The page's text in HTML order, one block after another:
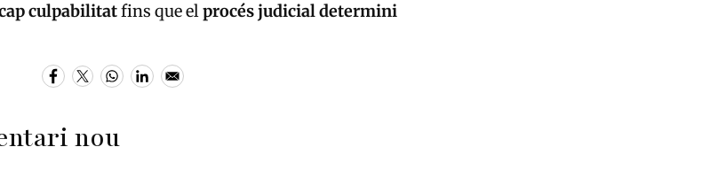
culpabilitatfins que elprocés judicial determini
nou